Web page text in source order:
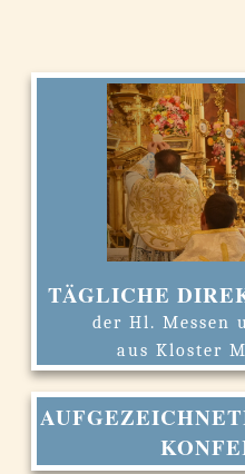
TÄGLICHE
der Hl. Messen
aus Kloster